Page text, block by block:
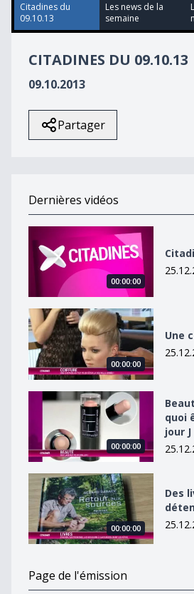
33
seconds
Citadines du
09.10.13
Les news de la
semaine
CITADINES DU 09.10.13
09.10.2013
Partager
Dernières vidéos
Citadines du 25.12.13
00:00:00
Une coiffure pour le 31
00:00:00
Une
Beauté et mode, de quoi être
00:00:00
quoi
jour J
Des livres pour se détendre
00:00:00
Des
Page de l'émission